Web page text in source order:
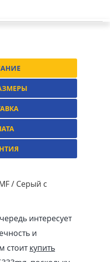
/ Серый с
интересует
и
стоиткупить